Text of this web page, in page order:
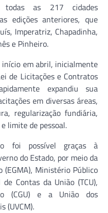
todas as 217 cidades
edições anteriores, que
Imperatriz, Chapadinha,
e Pinheiro.
em abril, inicialmente
de Licitações e Contratos
expandiu sua
em diversas áreas,
regularização fundiária,
limite de pessoal.
foi possível graças à
do Estado, por meio da
(EGMA), Ministério Público
Contas da União (TCU),
(CGU) e a União dos
(UVCM).